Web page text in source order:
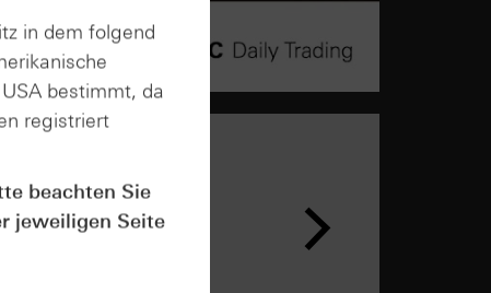
in dem folgend
bestimmt, da
registriert
beachten Sie
jeweiligen Seite